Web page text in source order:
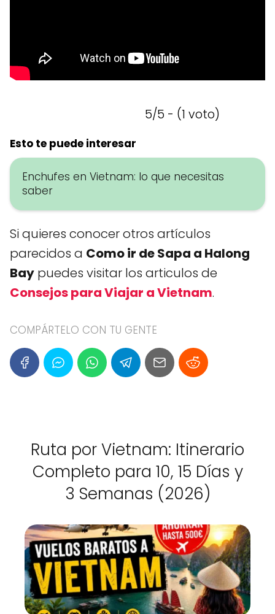
5/5 - (1 voto)
Esto te puede interesar
Enchufes en Vietnam: lo que necesitas
saber
Si quieres conocer otros artículos
parecidos a Como ir de Sapa a Halong
Bay puedes visitar los articulos de
Consejos para Viajar a Vietnam.
COMPÁRTELO CON TU GENTE
Ruta por Vietnam: Itinerario
Completo para 10, 15 Días y
3 Semanas (2026)